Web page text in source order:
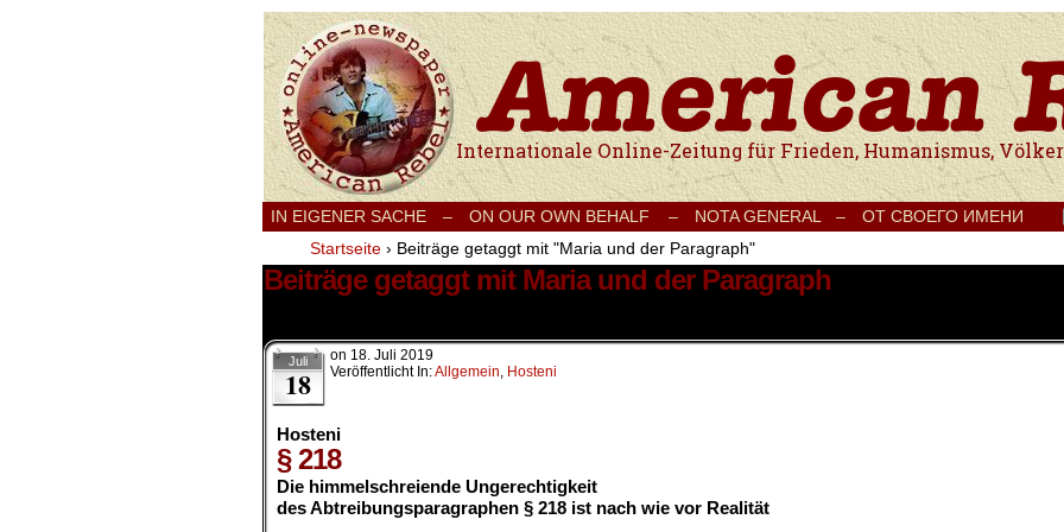
Internationale Onlinezeitung für Frieden, Humanismus, Völkerverständigung und
IN EIGENER SACHE – ON OUR OWN BEHALF – NOTA GENERAL – ОТ СВОЕГО ИМЕНИ
Startseite › Beiträge getaggt mit "Maria und der Paragraph"
Beiträge getaggt mit Maria und der Paragraph
Juli
18
on 18. Juli 2019
Veröffentlicht In:Allgemein, Hosteni
Hosteni
§ 218
Die himmelschreiende Ungerechtigkeit
des Abtreibungsparagraphen § 218 ist nach wie vor Realität